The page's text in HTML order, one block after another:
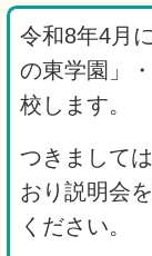
令和8年4月
の東学園」
校します。
つきまして
おり説明会
ください。